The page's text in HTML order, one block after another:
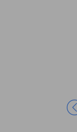
Fantastiskt
Baserat på 43 omdömen